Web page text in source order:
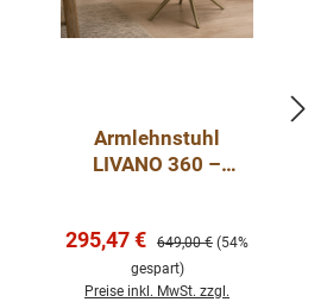
Armlehnstuhl
LIVANO 360 –
Komfortsitz |
Metallgestell
Verkaufspreis:
295,47 € Regulärer Preis:
649,00 € (54%
gespart)
Preise inkl. MwSt. zzgl.